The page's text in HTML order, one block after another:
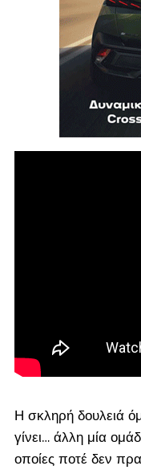
Η σκληρή δουλειά
γίνει… άλλη μία
οποίες ποτέ δεν